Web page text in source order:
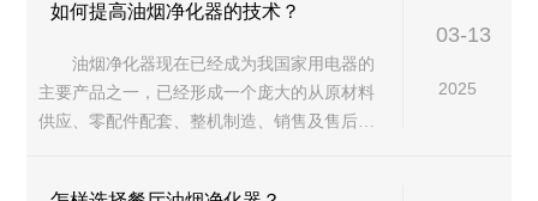
如何提高油烟净化器的技术？
油烟净化器现在已经成为我国家用电器的
主要产品之一，已经形成一个庞大的从原材料
供应、零配件配套、整机制造、销售及售后服
03-13
2025